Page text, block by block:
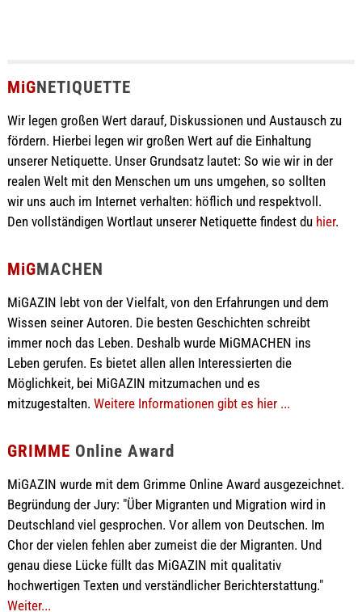
MiGNETIQUETTE
Wir legen großen Wert darauf, Diskussionen und Austausch zu
fördern. Hierbei legen wir großen Wert auf die Einhaltung
unserer Netiquette. Unser Grundsatz lautet: So wie wir in der
realen Welt mit den Menschen um uns umgehen, so sollten
wir uns auch im Internet verhalten: höflich und respektvoll.
Den vollständigen Wortlaut unserer Netiquette findest du hier.
MiGMACHEN
MiGAZIN lebt von der Vielfalt, von den Erfahrungen und dem
Wissen seiner Autoren. Die besten Geschichten schreibt
immer noch das Leben. Deshalb wurde MiGMACHEN ins
Leben gerufen. Es bietet allen allen Interessierten die
Möglichkeit, bei MiGAZIN mitzumachen und es
mitzugestalten. Weitere Informationen gibt es hier ...
GRIMME Online Award
MiGAZIN wurde mit dem Grimme Online Award ausgezeichnet.
Begründung der Jury: "Über Migranten und Migration wird in
Deutschland viel gesprochen. Vor allem von Deutschen. Im
Chor der vielen fehlen aber zumeist die der Migranten. Und
genau diese Lücke füllt das MiGAZIN mit qualitativ
hochwertigen Texten und verständlicher Berichterstattung."
Weiter...